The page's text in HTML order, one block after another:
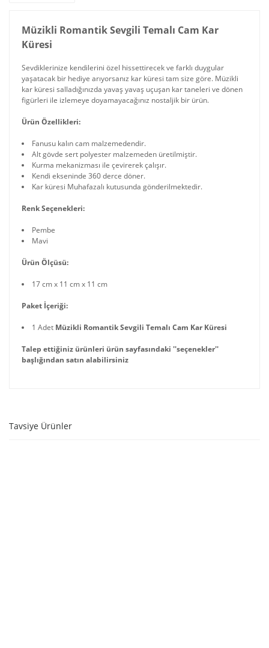
Müzikli Romantik Sevgili Temalı Cam Kar
Küresi
Sevdiklerinize kendilerini özel hissettirecek ve farklı duygular
yaşatacak bir hediye arıyorsanız kar küresi tam size göre. Müzikli
kar küresi salladığınızda yavaş yavaş uçuşan kar taneleri ve dönen
figürleri ile izlemeye doyamayacağınız nostaljik bir ürün.
Ürün Özellikleri:
Fanusu kalın cam malzemedendir.
Alt gövde sert polyester malzemeden üretilmiştir.
Kurma mekanizması ile çevirerek çalışır.
Kendi ekseninde 360 derce döner.
Kar küresi Muhafazalı kutusunda gönderilmektedir.
Renk Seçenekleri:
Pembe
Mavi
Ürün Ölçüsü:
17 cm x 11 cm x 11 cm
Paket İçeriği:
1 Adet Müzikli Romantik Sevgili Temalı Cam Kar Küresi
Talep ettiğiniz ürünleri ürün sayfasındaki ''seçenekler''
başlığından satın alabilirsiniz
Tavsiye Ürünler